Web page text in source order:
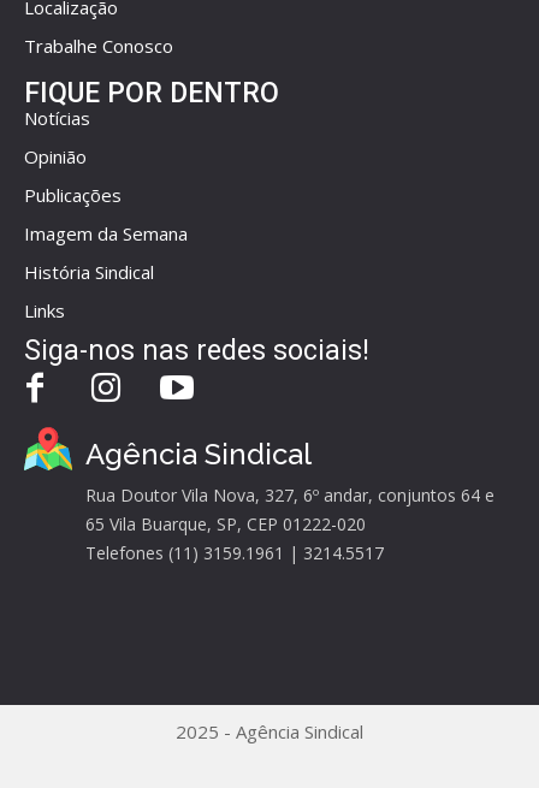
Localização
Trabalhe Conosco
FIQUE POR DENTRO
Notícias
Opinião
Publicações
Imagem da Semana
História Sindical
Links
Siga-nos nas redes sociais!
Agência Sindical
Rua Doutor Vila Nova, 327, 6º andar, conjuntos 64 e
65 Vila Buarque, SP, CEP 01222-020
Telefones (11) 3159.1961 | 3214.5517
2025 - Agência Sindical